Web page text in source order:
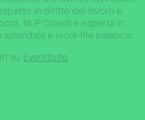
in diritto del lavoro e
NLP Coach e esperta in
aziendale e work-life balance.
su Eventbrite